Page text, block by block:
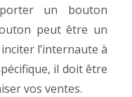
un bouton
peut être un
l’internaute à
il doit être
vos ventes.